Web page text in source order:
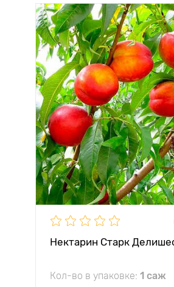
Нектарин Старк
Кол-во в упаковке: 1 саж